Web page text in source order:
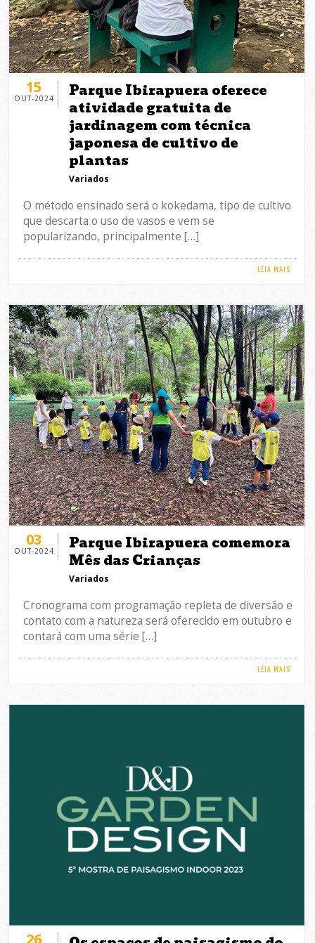
15
OUT-2024
Parque Ibirapuera oferece
atividade gratuita de
jardinagem com técnica
japonesa de cultivo de
plantas
Variados
O método ensinado será o kokedama, tipo de cultivo
que descarta o uso de vasos e vem se
popularizando, principalmente […]
LEIA MAIS
03
OUT-2024
Parque Ibirapuera comemora
Mês das Crianças
Variados
Cronograma com programação repleta de diversão e
contato com a natureza será oferecido em outubro e
contará com uma série […]
LEIA MAIS